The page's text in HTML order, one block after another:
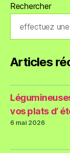
Rechercher
Articles
vos plats d’
6 mai 2026